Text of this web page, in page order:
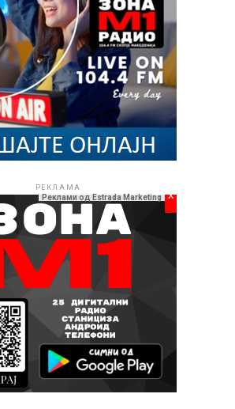
РЕКЛАМА
Реклами од Estrada Marketing x